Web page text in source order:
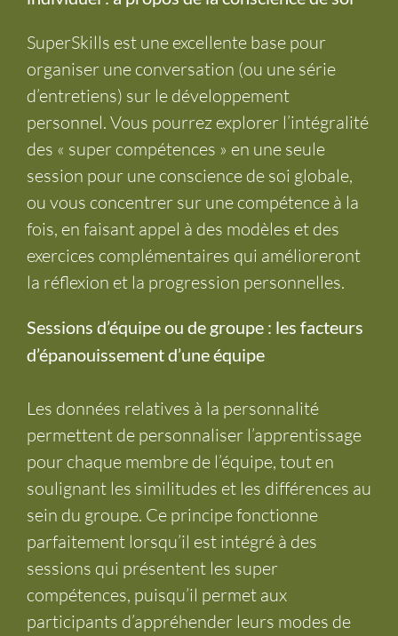
individuel : à propos de la conscience de soi
SuperSkills est une excellente base pour
organiser une conversation (ou une série
d’entretiens) sur le développement
personnel. Vous pourrez explorer l’intégralité
des « super compétences » en une seule
session pour une conscience de soi globale,
ou vous concentrer sur une compétence à la
fois, en faisant appel à des modèles et des
exercices complémentaires qui amélioreront
la réflexion et la progression personnelles.
Sessions d’équipe ou de groupe : les facteurs
d’épanouissement d’une équipe
Les données relatives à la personnalité
permettent de personnaliser l’apprentissage
pour chaque membre de l’équipe, tout en
soulignant les similitudes et les différences au
sein du groupe. Ce principe fonctionne
parfaitement lorsqu’il est intégré à des
sessions qui présentent les super
compétences, puisqu’il permet aux